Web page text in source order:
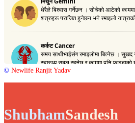
© Newlife Ranjit Yadav
ShubhamSandesh